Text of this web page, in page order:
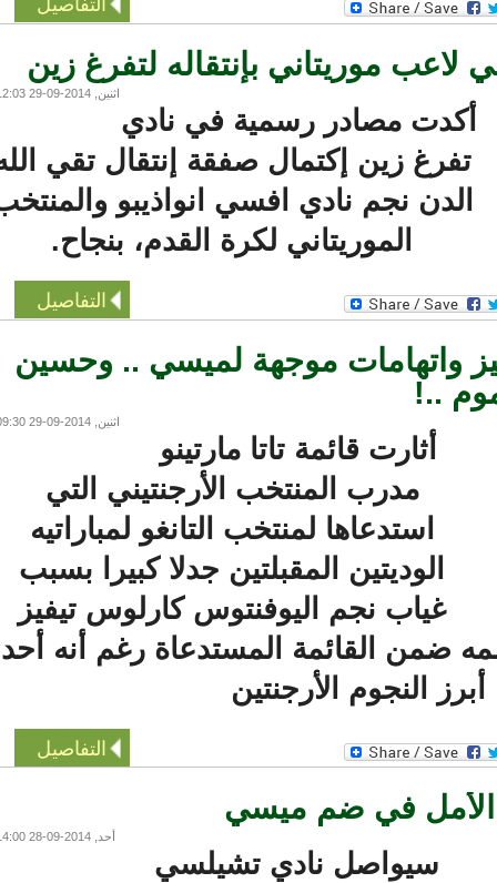
موريتاني بإنتقاله لتفرغ زين
اثنين, 2014-09-29 12:03
مصادر رسمية في نادي
تفرغ زين إكتمال صفقة إنتقال تقي الله
الدن نجم نادي افسي انواذيبو والمنتخب
الموريتاني لكرة القدم، بنجاح.
التفاصيل
واتهامات موجهة لميسي .. وحسين
..!
اثنين, 2014-09-29 09:30
أثارت قائمة تاتا مارتينو
مدرب المنتخب الأرجنتيني التي
استدعاها لمنتخب التانغو لمباراتيه
الوديتين المقبلتين جدلا كبيرا بسبب
غياب نجم اليوفنتوس كارلوس تيفيز
ضمن القائمة المستدعاة رغم أنه أحد
النجوم الأرجنتين
التفاصيل
في ضم ميسي
سيواصل نادي تشيلسي